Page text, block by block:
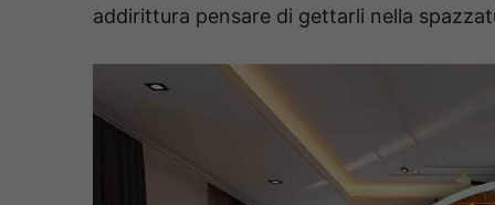
addirittura pensare di gettarli nella